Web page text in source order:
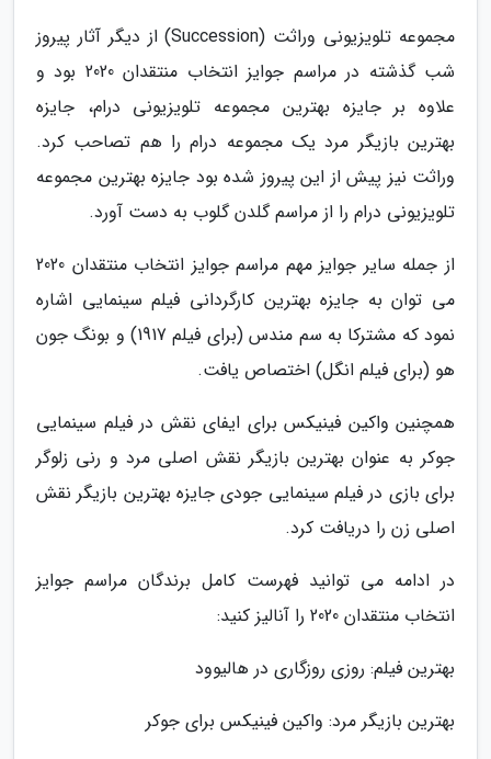
مجموعه تلویزیونی وراثت (Succession) از دیگر آثار پیروز
شب گذشته در مراسم جوایز انتخاب منتقدان 2020 بود و
علاوه بر جایزه بهترین مجموعه تلویزیونی درام، جایزه
بهترین بازیگر مرد یک مجموعه درام را هم تصاحب کرد.
وراثت نیز پیش از این پیروز شده بود جایزه بهترین مجموعه
تلویزیونی درام را از مراسم گلدن گلوب به دست آورد.
از جمله سایر جوایز مهم مراسم جوایز انتخاب منتقدان 2020
می توان به جایزه بهترین کارگردانی فیلم سینمایی اشاره
نمود که مشترکا به سم مندس (برای فیلم 1917) و بونگ جون
هو (برای فیلم انگل) اختصاص یافت.
همچنین واکین فینیکس برای ایفای نقش در فیلم سینمایی
جوکر به عنوان بهترین بازیگر نقش اصلی مرد و رنی زلوگر
برای بازی در فیلم سینمایی جودی جایزه بهترین بازیگر نقش
اصلی زن را دریافت کرد.
در ادامه می توانید فهرست کامل برندگان مراسم جوایز
انتخاب منتقدان 2020 را آنالیز کنید:
بهترین فیلم: روزی روزگاری در هالیوود
بهترین بازیگر مرد: واکین فینیکس برای جوکر